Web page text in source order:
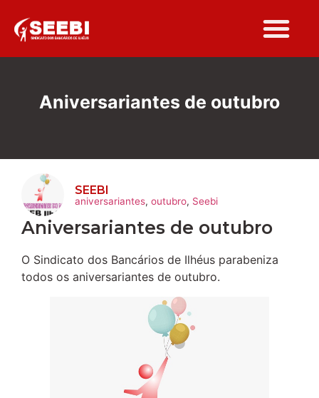
Aniversariantes de outubro
SEEBI
aniversariantes, outubro, Seebi
Aniversariantes de outubro
O Sindicato dos Bancários de Ilhéus parabeniza
todos os aniversariantes de outubro.